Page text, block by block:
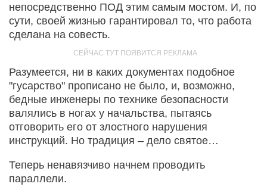
непосредственно ПОД этим самым мостом. И, по
сути, своей жизнью гарантировал то, что работа
сделана на совесть.
Разумеется, ни в каких документах подобное
"гусарство" прописано не было, и, возможно,
бедные инженеры по технике безопасности
валялись в ногах у начальства, пытаясь
отговорить его от злостного нарушения
инструкций. Но традиция – дело святое…
Теперь ненавязчиво начнем проводить
параллели.